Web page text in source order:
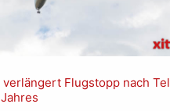
Flugstopp nach Tel